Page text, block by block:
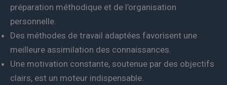
préparation méthodique et de l’organisation
personnelle.
Des méthodes de travail adaptées favorisent une
meilleure assimilation des connaissances.
Une motivation constante, soutenue par des objectifs
clairs, est un moteur indispensable.